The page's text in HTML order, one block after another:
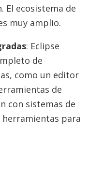
El ecosistema de
muy amplio.
: Eclipse
de
como un editor
de
con sistemas de
para